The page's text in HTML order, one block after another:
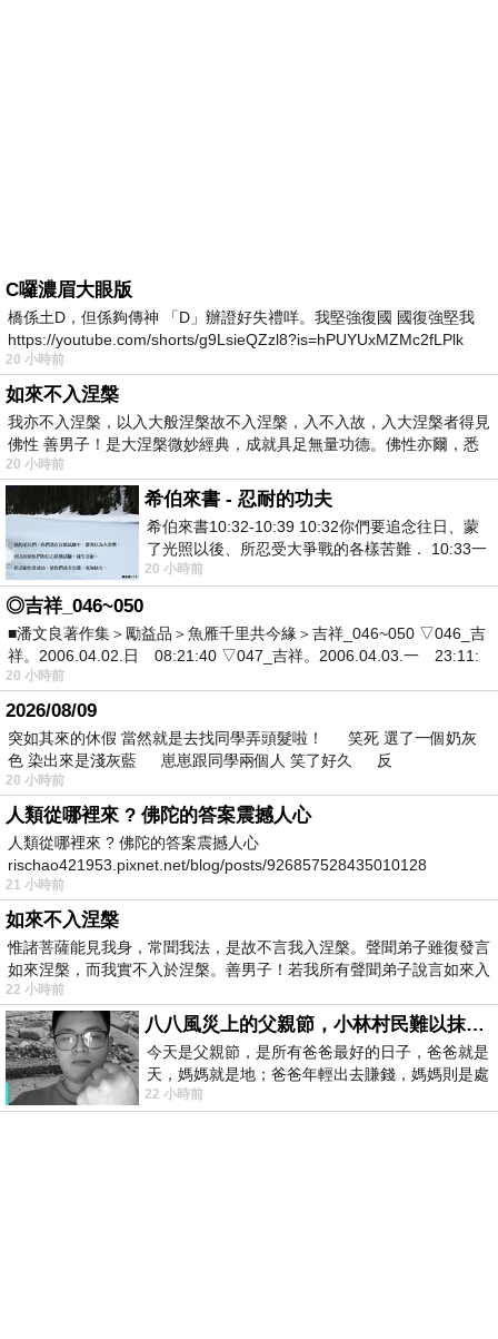
C囉濃眉大眼版
橋係土D，但係夠傳神 「D」辦證好失禮咩。我堅強復國 國復強堅我
https://youtube.com/shorts/g9LsieQZzl8?is=hPUYUxMZMc2fLPlk
20 小時前
如來不入涅槃
我亦不入涅槃，以入大般涅槃故不入涅槃，入不入故，入大涅槃者得見
佛性 善男子！是大涅槃微妙經典，成就具足無量功德。佛性亦爾，悉
20 小時前
希伯來書 - 忍耐的功夫
希伯來書10:32-10:39 10:32你們要追念往日、蒙
了光照以後、所忍受大爭戰的各樣苦難． 10:33一
面被毀謗、遭患難、成了戲景、叫眾人
20 小時前
◎吉祥_046~050
■潘文良著作集＞勵益品＞魚雁千里共今緣＞吉祥_046~050 ▽046_吉
祥。2006.04.02.日 08:21:40 ▽047_吉祥。2006.04.03.一 23:11:
20 小時前
2026/08/09
突如其來的休假 當然就是去找同學弄頭髮啦！ 笑死 選了一個奶灰
色 染出來是淺灰藍 崽崽跟同學兩個人 笑了好久 反
20 小時前
人類從哪裡來 ? 佛陀的答案震撼人心
人類從哪裡來 ? 佛陀的答案震撼人心
rischao421953.pixnet.net/blog/posts/926857528435010128
21 小時前
如來不入涅槃
惟諸菩薩能見我身，常聞我法，是故不言我入涅槃。聲聞弟子雖復發言
如來涅槃，而我實不入於涅槃。善男子！若我所有聲聞弟子說言如來入
22 小時前
八八風災上的父親節，小林村民難以抹滅的痛
今天是父親節，是所有爸爸最好的日子，爸爸就是
天，媽媽就是地；爸爸年輕出去賺錢，媽媽則是處
理家務，職業不分高低貴賤，只有人品才
22 小時前